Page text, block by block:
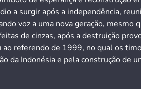
a surgir após a independência,
voz a uma nova geração, mesmo
de cinzas, após a destruição
ao referendo de 1999, no qual os
da Indonésia e pela construção de